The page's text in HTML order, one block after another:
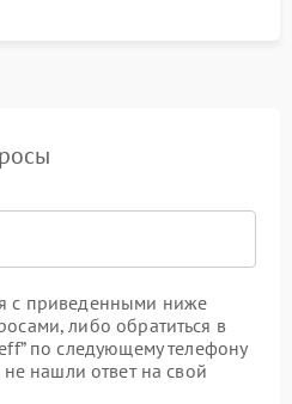
с приведенными ниже
либо обратиться в
по следующему телефону
не нашли ответ на свой